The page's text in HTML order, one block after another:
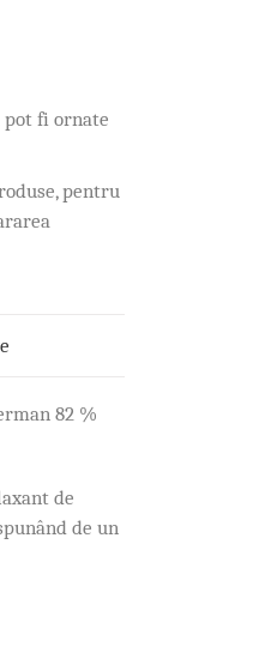
fi ornate
pentru
82 %
de
de un